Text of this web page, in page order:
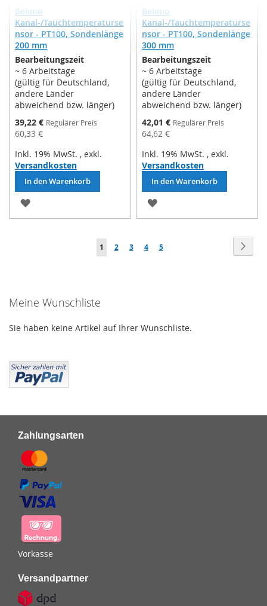
Belimo
Kanal-/Tauchtemperaturse
nsor - PT100, Sondenlänge
200 mm
Bearbeitungszeit
~ 6 Arbeitstage
(gültig für Deutschland,
andere Länder
abweichend bzw. länger)
Sonderpreis
39,22 € Regulärer Preis
60,33 €
Inkl. 19% MwSt. , exkl.
Versandkosten
In den Warenkorb
ZUR
WUNSCHLISTE
Belimo
Kanal-/Tauchtemperaturse
nsor - PT100, Sondenlänge
300 mm
Bearbeitungszeit
~ 6 Arbeitstage
(gültig für Deutschland,
andere Länder
abweichend bzw. länger)
Sonderpreis
42,01 € Regulärer Preis
64,62 €
Inkl. 19% MwSt. , exkl.
Versandkosten
In den Warenkorb
ZUR
WUNSCHLISTE
HINZUFÜGEN
Seite
Sie
die
1 Seite
2 Seite
3 Seite
4 Seite
5
Meine Wunschliste
Sie haben keine Artikel auf Ihrer Wunschliste.
Zahlungsarten
Vorkasse
Versandpartner